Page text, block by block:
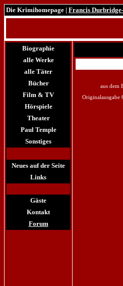
Die Krimihomepage | Francis
Biographie
alle Werke
alle Täter
Bücher
Film & TV
Hörspiele
Theater
Paul Temple
Sonstiges
Neues auf der Seite
Links
Gäste
Kontakt
Forum
aus dem
Originalausgabe